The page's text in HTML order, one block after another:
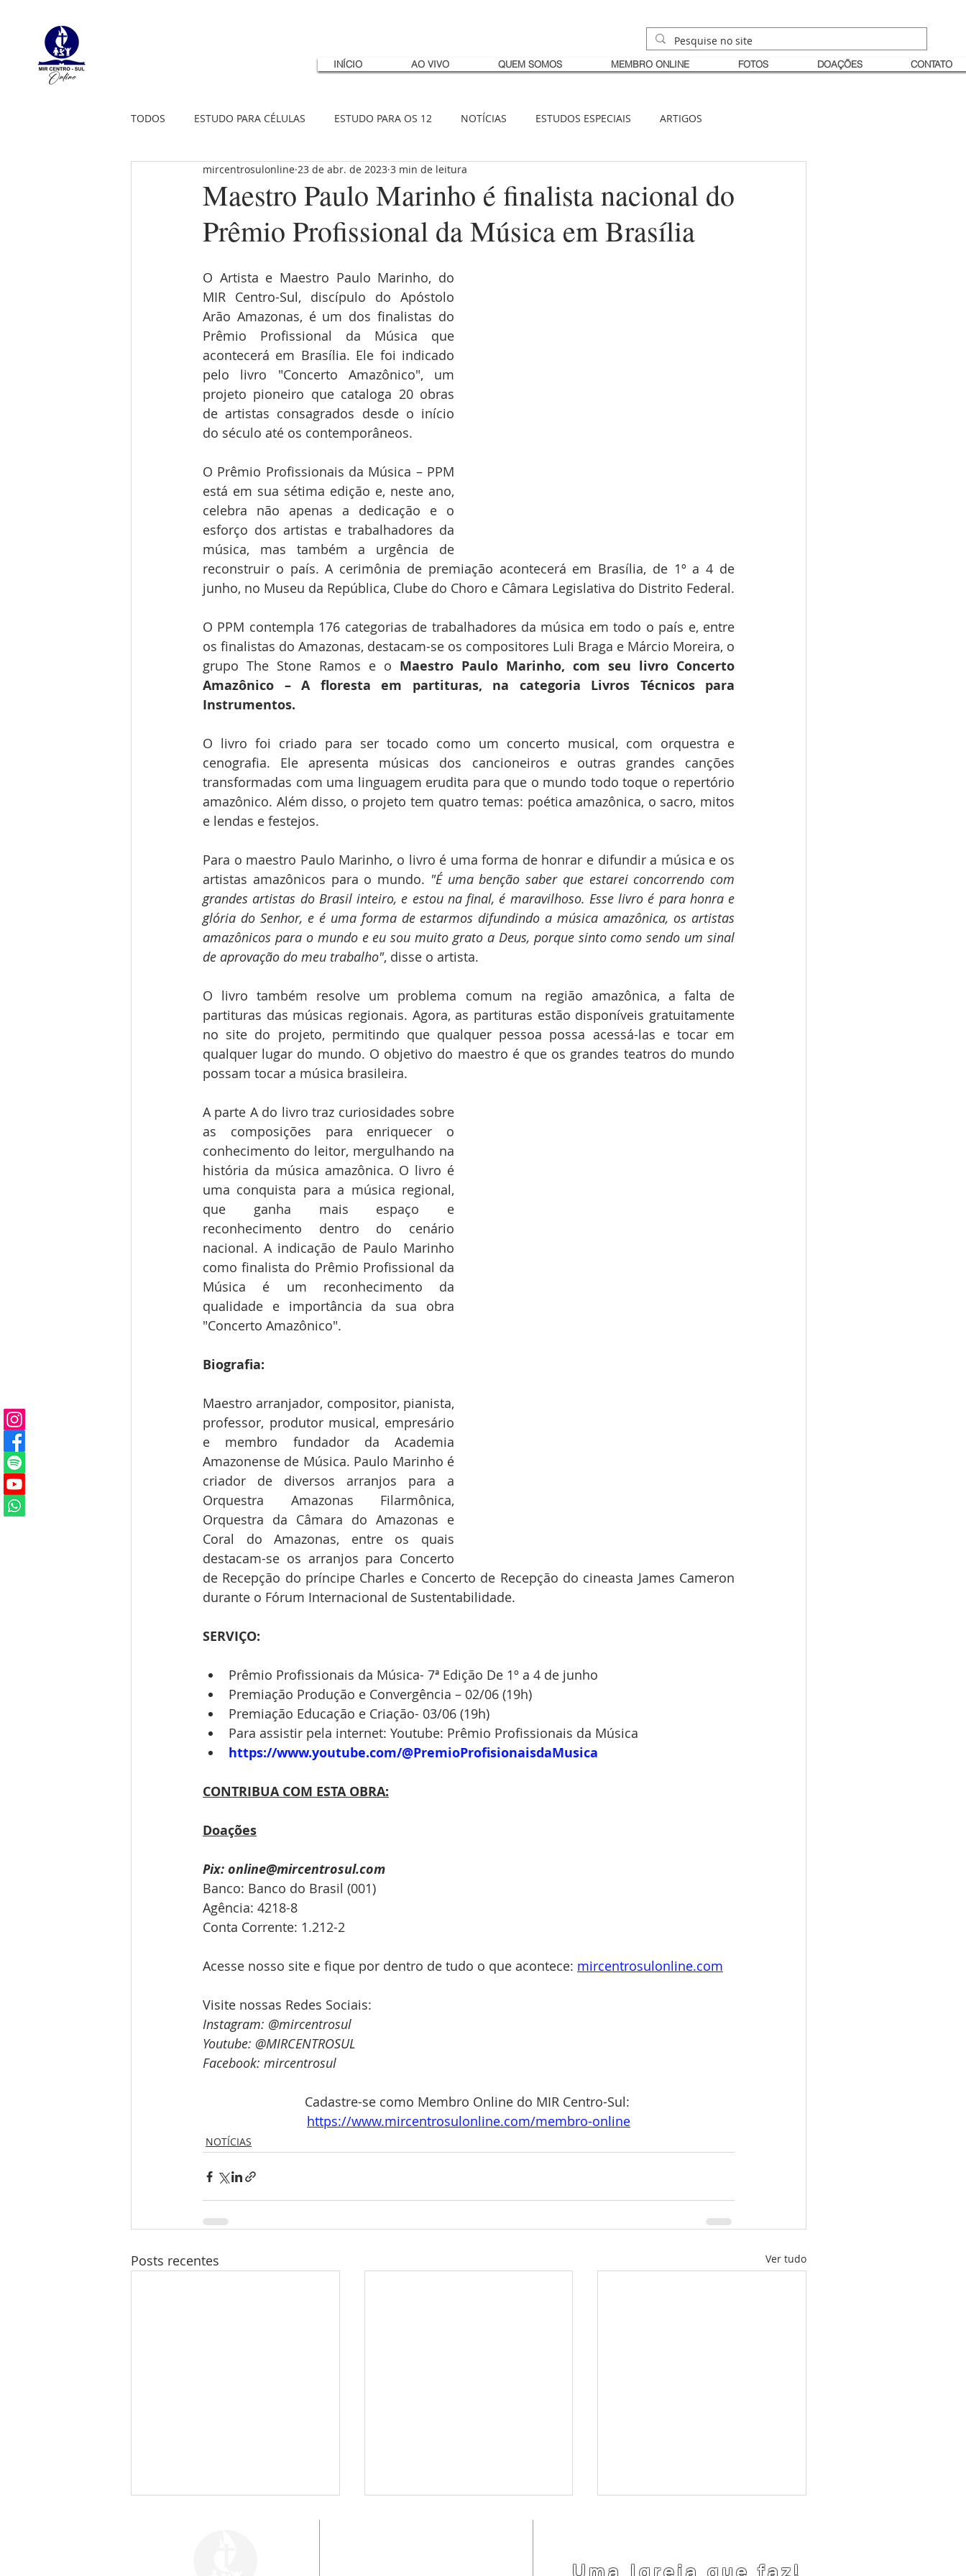
INÍCIO AO VIVO QUEM SOMOS MEMBRO ONLINE FOTOS DOAÇÕES CONTATO
TODOS ESTUDO PARA CÉLULAS ESTUDO PARA OS 12 NOTÍCIAS ESTUDOS ESPECIAIS ARTIGOS
Maestro Paulo Marinho é finalista nacional do
Prêmio Profissional da Música em Brasília
mircentrosulonline 23 de abr. de 2023 3 min de leitura
O Artista e Maestro Paulo Marinho, do
MIR Centro-Sul, discípulo do Apóstolo
Arão Amazonas, é um dos finalistas do
Prêmio Profissional da Música que
acontecerá em Brasília. Ele foi indicado
pelo livro "Concerto Amazônico", um
projeto pioneiro que cataloga 20 obras
de artistas consagrados desde o início
do século até os contemporâneos.
O Prêmio Profissionais da Música – PPM
está em sua sétima edição e, neste ano,
celebra não apenas a dedicação e o
esforço dos artistas e trabalhadores da
música, mas também a urgência de
reconstruir o país. A cerimônia de premiação acontecerá em Brasília, de 1º a 4 de
junho, no Museu da República, Clube do Choro e Câmara Legislativa do Distrito Federal.
O PPM contempla 176 categorias de trabalhadores da música em todo o país e, entre
os finalistas do Amazonas, destacam-se os compositores Luli Braga e Márcio Moreira, o
grupo The Stone Ramos e o Maestro Paulo Marinho, com seu livro Concerto
Amazônico – A floresta em partituras, na categoria Livros Técnicos para
Instrumentos.
O livro foi criado para ser tocado como um concerto musical, com orquestra e
cenografia. Ele apresenta músicas dos cancioneiros e outras grandes canções
transformadas com uma linguagem erudita para que o mundo todo toque o repertório
amazônico. Além disso, o projeto tem quatro temas: poética amazônica, o sacro, mitos
e lendas e festejos.
Para o maestro Paulo Marinho, o livro é uma forma de honrar e difundir a música e os
artistas amazônicos para o mundo. "É uma benção saber que estarei concorrendo com
grandes artistas do Brasil inteiro, e estou na final, é maravilhoso. Esse livro é para honra e
glória do Senhor, e é uma forma de estarmos difundindo a música amazônica, os artistas
amazônicos para o mundo e eu sou muito grato a Deus, porque sinto como sendo um sinal
de aprovação do meu trabalho", disse o artista.
O livro também resolve um problema comum na região amazônica, a falta de
partituras das músicas regionais. Agora, as partituras estão disponíveis gratuitamente
no site do projeto, permitindo que qualquer pessoa possa acessá-las e tocar em
qualquer lugar do mundo. O objetivo do maestro é que os grandes teatros do mundo
possam tocar a música brasileira.
A parte A do livro traz curiosidades sobre
as composições para enriquecer o
conhecimento do leitor, mergulhando na
história da música amazônica. O livro é
uma conquista para a música regional,
que ganha mais espaço e
reconhecimento dentro do cenário
nacional. A indicação de Paulo Marinho
como finalista do Prêmio Profissional da
Música é um reconhecimento da
qualidade e importância da sua obra
"Concerto Amazônico".
Biografia:
Maestro arranjador, compositor, pianista,
professor, produtor musical, empresário
e membro fundador da Academia
Amazonense de Música. Paulo Marinho é
criador de diversos arranjos para a
Orquestra Amazonas Filarmônica,
Orquestra da Câmara do Amazonas e
Coral do Amazonas, entre os quais
destacam-se os arranjos para Concerto
de Recepção do príncipe Charles e Concerto de Recepção do cineasta James Cameron
durante o Fórum Internacional de Sustentabilidade.
SERVIÇO:
Prêmio Profissionais da Música- 7ª Edição De 1º a 4 de junho
Premiação Produção e Convergência – 02/06 (19h)
Premiação Educação e Criação- 03/06 (19h)
Para assistir pela internet: Youtube: Prêmio Profissionais da Música
https://www.youtube.com/@PremioProfisionaisdaMusica
CONTRIBUA COM ESTA OBRA:
Doações
Pix: online@mircentrosul.com
Banco: Banco do Brasil (001)
Agência: 4218-8
Conta Corrente: 1.212-2
Acesse nosso site e fique por dentro de tudo o que acontece: mircentrosulonline.com
Visite nossas Redes Sociais:
Instagram: @mircentrosul
Youtube: @MIRCENTROSUL
Facebook: mircentrosul
Cadastre-se como Membro Online do MIR Centro-Sul:
https://www.mircentrosulonline.com/membro-online
NOTÍCIAS
Posts recentes Ver tudo